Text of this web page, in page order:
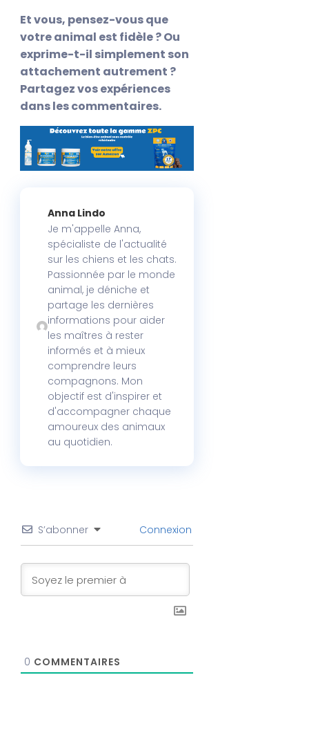
Et vous, pensez-vous que
votre animal est fidèle ? Ou
exprime-t-il simplement son
attachement autrement ?
Partagez vos expériences
dans les commentaires.
Anna Lindo
Je m'appelle Anna,
spécialiste de l'actualité
sur les chiens et les chats.
Passionnée par le monde
animal, je déniche et
partage les dernières
informations pour aider
les maîtres à rester
informés et à mieux
comprendre leurs
compagnons. Mon
objectif est d'inspirer et
d'accompagner chaque
amoureux des animaux
au quotidien.
S’abonner Connexion
0 COMMENTAIRES